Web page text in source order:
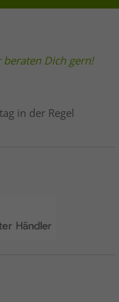
beraten Dich gern!
in der Regel